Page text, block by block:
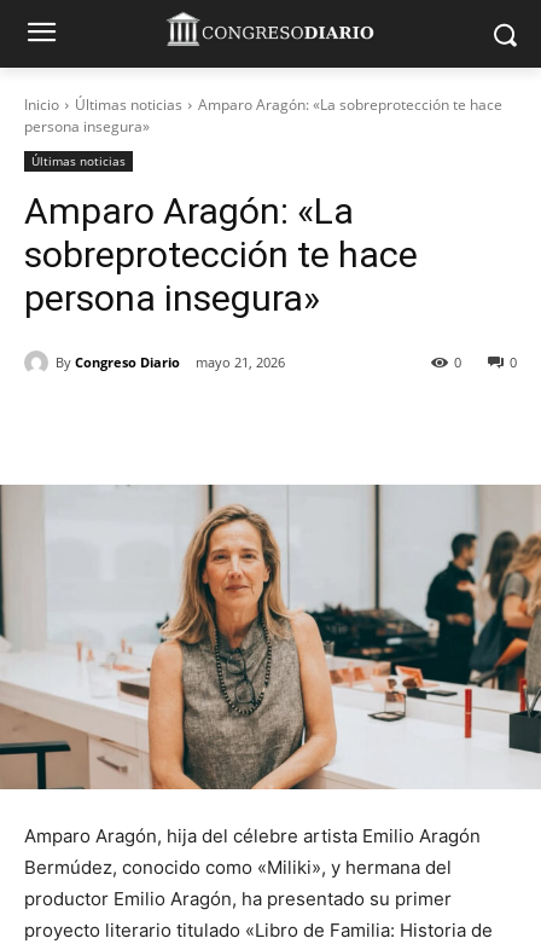
Inicio Últimas noticias
Amparo Aragón: «La sobreprotección te hace
persona insegura»
Últimas noticias
Amparo Aragón: «La
sobreprotección te hace
persona insegura»
By Congreso Diario mayo 21, 2026 0
0
Amparo Aragón, hija del célebre artista Emilio Aragón
Bermúdez, conocido como «Miliki», y hermana del
productor Emilio Aragón, ha presentado su primer
proyecto literario titulado «Libro de Familia: Historia de